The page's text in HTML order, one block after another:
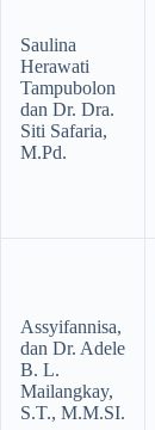
Saulina
Herawati
Tampubolon
dan Dr. Dra.
Siti Safaria,
M.Pd.
Assyifannisa,
dan Dr. Adele
B. L.
Mailangkay,
S.T., M.M.SI.